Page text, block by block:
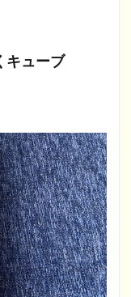
キューブ